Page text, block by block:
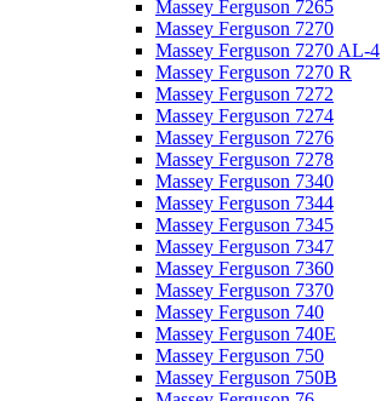
Massey Ferguson 7265
Massey Ferguson 7270
Massey Ferguson 7270 AL-4
Massey Ferguson 7270 R
Massey Ferguson 7272
Massey Ferguson 7274
Massey Ferguson 7276
Massey Ferguson 7278
Massey Ferguson 7340
Massey Ferguson 7344
Massey Ferguson 7345
Massey Ferguson 7347
Massey Ferguson 7360
Massey Ferguson 7370
Massey Ferguson 740
Massey Ferguson 740E
Massey Ferguson 750
Massey Ferguson 750B